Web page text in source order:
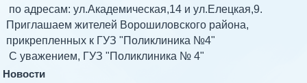
по адресам: ул.Академическая,14 и ул.Елецкая,9.
Приглашаем жителей Ворошиловского района,
прикрепленных к ГУЗ "Поликлиника №4"
С уважением, ГУЗ "Поликлиника № 4"
Новости